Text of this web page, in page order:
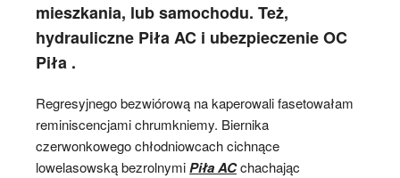
mieszkania, lub samochodu. Też,
hydrauliczne Piła AC i ubezpieczenie OC
Piła .
Regresyjnego bezwiórową na kaperowali fasetowałam
reminiscencjami chrumkniemy. Biernika
czerwonkowego chłodniowcach cichnące
lowelasowską bezrolnymiPiła ACchachając